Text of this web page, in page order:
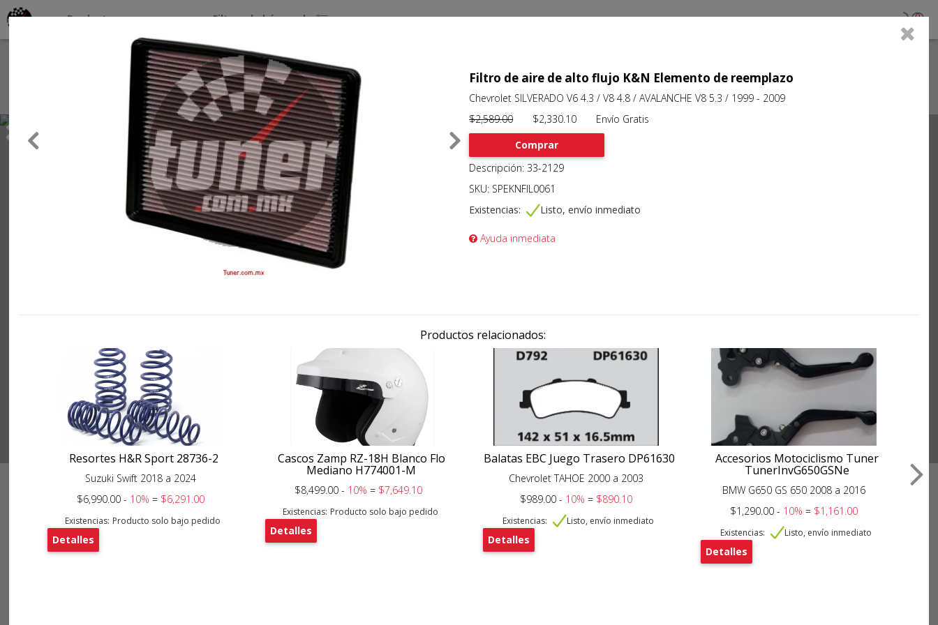
Clients
Productos por marcas Filtros de búsqueda 0
Filtro de aire de alto flujo K&N Elemento de reemplazo
Chevrolet SILVERADO V6 4.3 / V8 4.8 / AVALANCHE V8 5.3 / 1999 - 2009
$2,589.00$2,330.10 Envío Gratis
Comprar
Descripción: 33-2129
SKU: SPEKNFIL0061
Existencias:
Listo, envío inmediato
Ayuda inmediata
Productos relacionados:
Resortes H&R Sport 28736-2
Suzuki Swift 2018 a 2024
$6,990.00 - 10% = $6,291.00
Existencias: Producto solo bajo pedido
Detalles
Cascos Zamp RZ-18H Blanco Flo
Mediano H774001-M
$8,499.00 - 10% = $7,649.10
Existencias: Producto solo bajo pedido
Detalles
Balatas EBC Juego Trasero DP61630
Chevrolet TAHOE 2000 a 2003
$989.00 - 10% = $890.10
Existencias: Listo, envío inmediato
Detalles
Accesorios Motociclismo Tuner
TunerInvG650GSNe
BMW G650 GS 650 2008 a 2016
$1,290.00 - 10% = $1,161.00
Existencias: Listo, envío inmediato
Detalles